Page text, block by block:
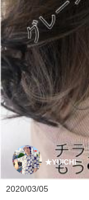
★YUICHI
2020/03/05